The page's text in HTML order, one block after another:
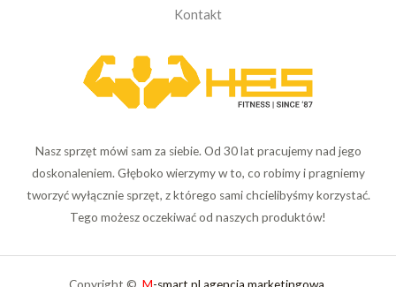
Kontakt
Nasz sprzęt mówi sam za siebie. Od 30 lat pracujemy nad jego
doskonaleniem. Głęboko wierzymy w to, co robimy i pragniemy
tworzyć wyłącznie sprzęt, z którego sami chcielibyśmy korzystać.
Tego możesz oczekiwać od naszych produktów!